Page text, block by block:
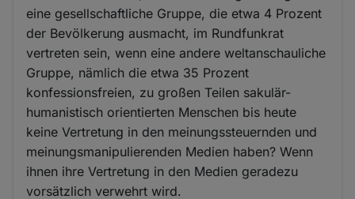
eine gesellschaftliche Gruppe, die etwa 4 Prozent
der Bevölkerung ausmacht, im Rundfunkrat
vertreten sein, wenn eine andere weltanschauliche
Gruppe, nämlich die etwa 35 Prozent
konfessionsfreien, zu großen Teilen sakulär-
humanistisch orientierten Menschen bis heute
keine Vertretung in den meinungssteuernden und
meinungsmanipulierenden Medien haben? Wenn
ihnen ihre Vertretung in den Medien geradezu
vorsätzlich verwehrt wird.